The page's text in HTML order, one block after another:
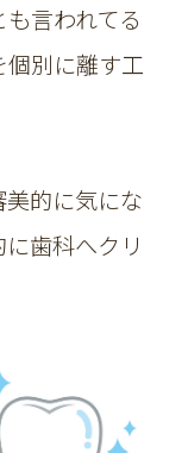
言われてる
別に離す工
的に気にな
歯科へクリ